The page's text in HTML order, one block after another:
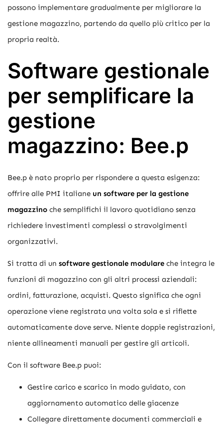
possono implementare gradualmente per migliorare la
gestione magazzino, partendo da quello più critico per la
propria realtà.
Software gestionale
per semplificare la
gestione
magazzino: Bee.p
Bee.p è nato proprio per rispondere a questa esigenza:
offrire alle PMI italiane un software per la gestione
magazzino che semplifichi il lavoro quotidiano senza
richiedere investimenti complessi o stravolgimenti
organizzativi.
Si tratta di un software gestionale modulare che integra le
funzioni di magazzino con gli altri processi aziendali:
ordini, fatturazione, acquisti. Questo significa che ogni
operazione viene registrata una volta sola e si riflette
automaticamente dove serve. Niente doppie registrazioni,
niente allineamenti manuali per gestire gli articoli.
Con il software Bee.p puoi:
Gestire carico e scarico in modo guidato, con
aggiornamento automatico delle giacenze
Collegare direttamente documenti commerciali e